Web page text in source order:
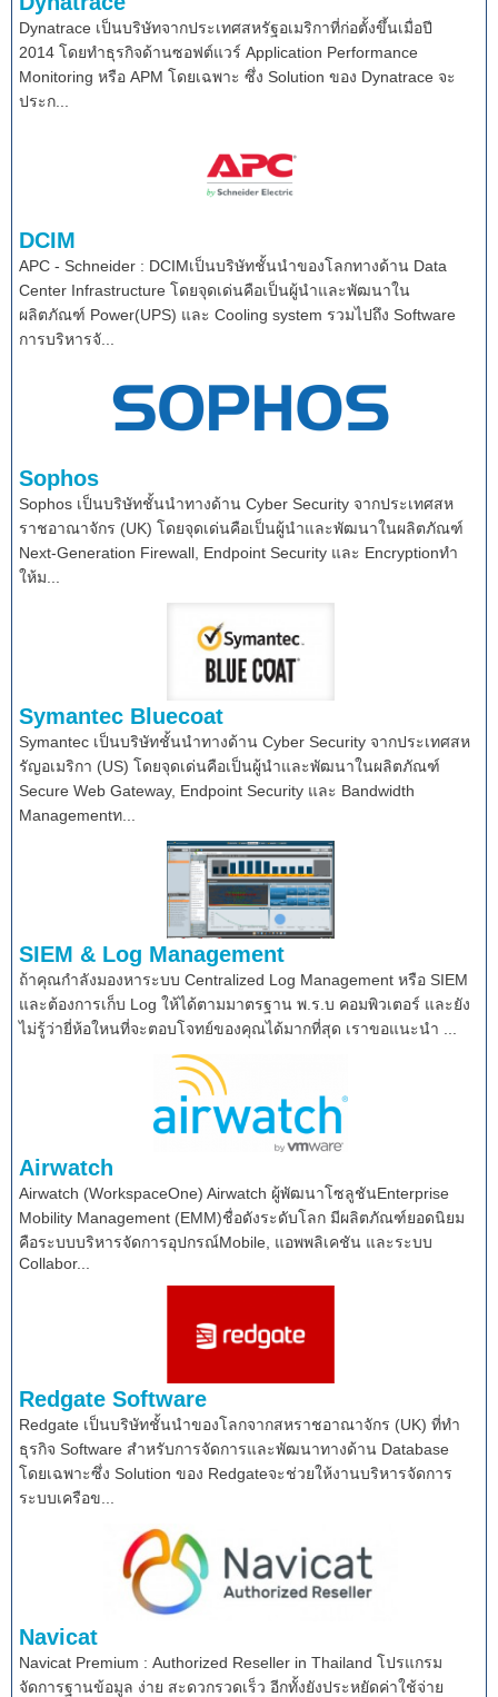
Dynatrace เป็นบริษัทจากประเทศสหรัฐอเมริกาที่ก่อตั้งขึ้นเมื่อปี
2014 โดยทำธุรกิจด้านซอฟต์แวร์ Application Performance
Monitoring หรือ APM โดยเฉพาะ ซึ่ง Solution ของ Dynatrace จะ
ประก...
DCIM
APC - Schneider : DCIMเป็นบริษัทชั้นนำของโลกทางด้าน Data
Center Infrastructure โดยจุดเด่นคือเป็นผู้นำและพัฒนาใน
ผลิตภัณฑ์ Power(UPS) และ Cooling system รวมไปถึง Software
การบริหารจั...
Sophos
Sophos เป็นบริษัทชั้นนำทางด้าน Cyber Security จากประเทศสห
ราชอาณาจักร (UK) โดยจุดเด่นคือเป็นผู้นำและพัฒนาในผลิตภัณฑ์
Next-Generation Firewall, Endpoint Security และ Encryptionทำ
ให้ม...
Symantec Bluecoat
Symantec เป็นบริษัทชั้นนำทางด้าน Cyber Security จากประเทศสห
รัญอเมริกา (US) โดยจุดเด่นคือเป็นผู้นำและพัฒนาในผลิตภัณฑ์
Secure Web Gateway, Endpoint Security และ Bandwidth
Managementท...
SIEM & Log Management
ถ้าคุณกำลังมองหาระบบ Centralized Log Management หรือ SIEM
และต้องการเก็บ Log ให้ได้ตามมาตรฐาน พ.ร.บ คอมพิวเตอร์ และยัง
Airwatch
Airwatch (WorkspaceOne) Airwatch ผู้พัฒนาโซลูชันEnterprise
Mobility Management (EMM)ชื่อดังระดับโลก มีผลิตภัณฑ์ยอดนิยม
คือระบบบริหารจัดการอุปกรณ์Mobile, แอพพลิเคชัน และระบบ
Collabor...
Redgate Software
Redgate เป็นบริษัทชั้นนำของโลกจากสหราชอาณาจักร (UK) ที่ทำ
ธุรกิจ Software สำหรับการจัดการและพัฒนาทางด้าน Database
โดยเฉพาะซึ่ง Solution ของ Redgateจะช่วยให้งานบริหารจัดการ
ระบบเครือข...
Navicat
Navicat Premium : Authorized Reseller in Thailand โปรแกรม
จัดการฐานข้อมูล ง่าย สะดวกรวดเร็ว อีกทั้งยังประหยัดค่าใช้จ่าย